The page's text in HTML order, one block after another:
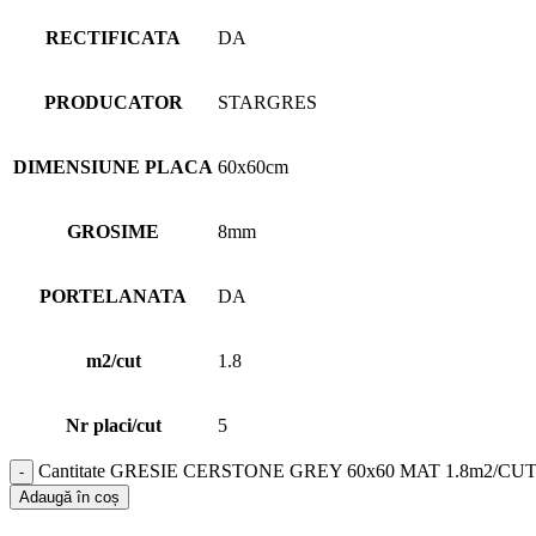
RECTIFICATA DA
PRODUCATOR STARGRES
DIMENSIUNE PLACA 60x60cm
GROSIME 8mm
PORTELANATA DA
m2/cut 1.8
Nr placi/cut 5
Cantitate GRESIE CERSTONE GREY 60x60 MAT 1.8m2/CUT
Adaugă în coș